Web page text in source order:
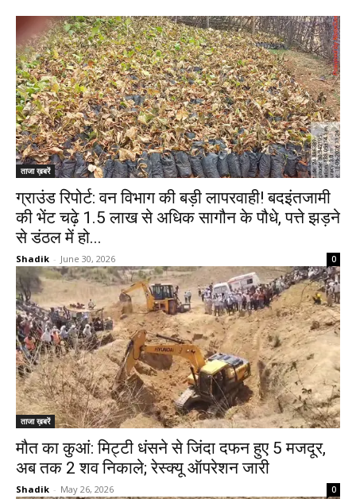
ताजा ख़बरें
ग्राउंड रिपोर्ट: वन विभाग की बड़ी लापरवाही! बदइंतजामी
की भेंट चढ़े 1.5 लाख से अधिक सागौन के पौधे, पत्ते झड़ने
से डंठल में हो...
Shadik - June 30, 2026 0
ताजा ख़बरें
मौत का कुआं: मिट्टी धंसने से जिंदा दफन हुए 5 मजदूर,
अब तक 2 शव निकाले; रेस्क्यू ऑपरेशन जारी
Shadik - May 26, 2026 0